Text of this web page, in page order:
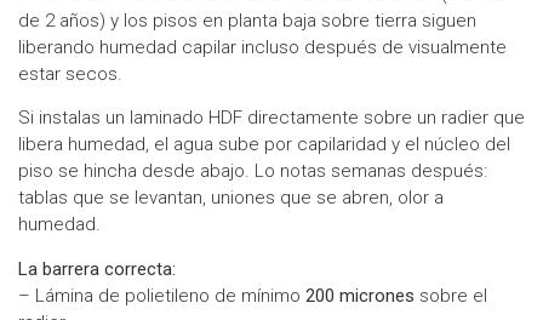
de 2 años) y los pisos en planta baja sobre tierra siguen
liberando humedad capilar incluso después de visualmente
estar secos.
Si instalas un laminado HDF directamente sobre un radier que
libera humedad, el agua sube por capilaridad y el núcleo del
piso se hincha desde abajo. Lo notas semanas después:
tablas que se levantan, uniones que se abren, olor a
humedad.
La barrera correcta:
– Lámina de polietileno de mínimo 200 micrones sobre el